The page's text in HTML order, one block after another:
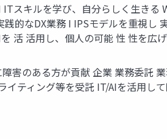
スキルを学び、自分らしく生き
践的なDX業務 I IPSモデルを重視
活 活用し、個人の可能 性 性を広げ
害のある方が貢献 企業 業務委託
イティング等を受託 IT/AIを活用し